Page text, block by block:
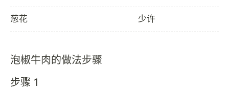
葱花 少许
泡椒牛肉的做法步骤
步骤 1